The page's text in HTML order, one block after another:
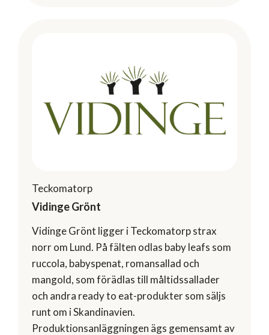
Teckomatorp
Vidinge Grönt
Vidinge Grönt ligger i Teckomatorp strax
norr om Lund. På fälten odlas baby leafs som
ruccola, babyspenat, romansallad och
mangold, som förädlas till måltidssallader
och andra ready to eat-produkter som säljs
runt om i Skandinavien.
Produktionsanläggningen ägs gemensamt av